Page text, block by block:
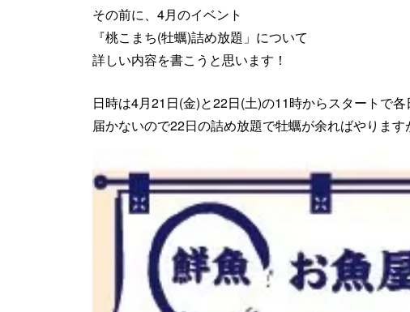
その前に、4月のイベント
『桃こまち(牡蠣)詰め放題」について
詳しい内容を書こうと思います！
日時は4月21日(金)と22日(土)の11時からスタートで
届かないので22日の詰め放題で牡蠣が余ればやります